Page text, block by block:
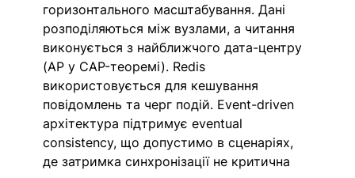
горизонтального масштабування. Дані
розподіляються між вузлами, а читання
виконується з найближчого дата-центру
(AP у CAP-теоремі). Redis
використовується для кешування
повідомлень та черг подій. Event-driven
архітектура підтримує eventual
consistency, що допустимо в сценаріях,
де затримка синхронізації не критична